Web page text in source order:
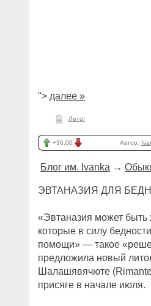
"> далее »
Лето!
+36.00 Автор:
Блог им. Ivanka →
ЭВТАНАЗИЯ ДЛЯ
«Эвтаназия может
которые в силу
помощи» — такое
предложила новый
Шалашявячюте
присяге в начале июля.